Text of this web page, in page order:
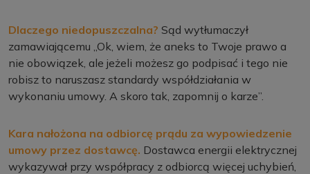
Dlaczego niedopuszczalna? Sąd wytłumaczył
zamawiającemu „Ok, wiem, że aneks to Twoje prawo a
nie obowiązek, ale jeżeli możesz go podpisać i tego nie
robisz to naruszasz standardy współdziałania w
wykonaniu umowy. A skoro tak, zapomnij o karze”.
Kara nałożona na odbiorcę prądu za wypowiedzenie
umowy przez dostawcę. Dostawca energii elektrycznej
wykazywał przy współpracy z odbiorcą więcej uchybień,